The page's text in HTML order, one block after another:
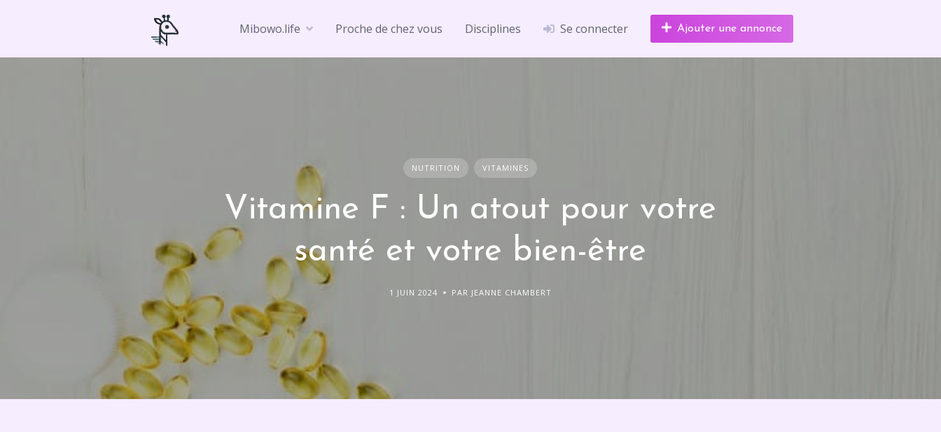
Mibowo.life Proche de chez vous Disciplines Se connecter Ajouter une annonce
NUTRITION VITAMINES
Vitamine F : Un atout pour votre
santé et votre bien-être
1 JUIN 2024 PAR JEANNE CHAMBERT